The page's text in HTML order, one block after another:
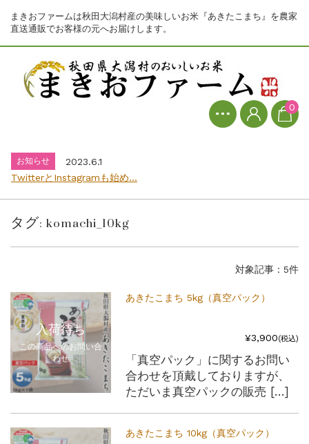
まきおファームは秋田大潟村産の美味しいお米『あきたこまち』を農家
直送通販でお客様の元へお届けします。
0
お知らせ
2023.6.1
TwitterとInstagramも始め...
TwitterとInstagramも始め...
お知らせ
2026.7.31
8月1日からの価格改定のお知らせ...
TwitterとInstagramも始め...
タグ:komachi_10kg
対象記事：5件
入荷待ち
この商品へのお問い合
わせ
あきたこまち 5kg（真空パック）
¥3,900(税込)
「真空パック」に関するお問い
合わせを頂戴しておりますが、
ただいま真空パックの販売 […]
あきたこまち 10kg（真空パック）